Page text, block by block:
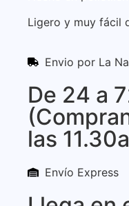
Ligero y muy fácil
Envio por La
De 24 a
las
Envío Express